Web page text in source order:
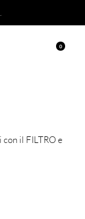
0
il FILTRO e